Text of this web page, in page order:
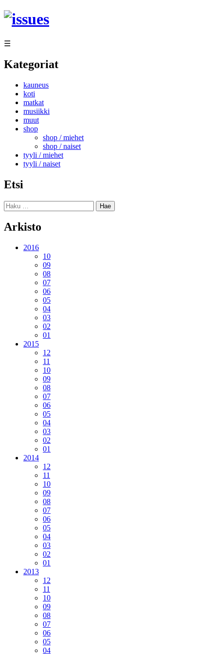
Siirry
sisältöön
☰
Kategoriat
kauneus
koti
matkat
musiikki
muut
shop
shop / miehet
shop / naiset
tyyli / miehet
tyyli / naiset
Etsi
Haku:
Arkisto
2016
10
09
08
07
06
05
04
03
02
01
2015
12
11
10
09
08
07
06
05
04
03
02
01
2014
12
11
10
09
08
07
06
05
04
03
02
01
2013
12
11
10
09
08
07
06
05
04